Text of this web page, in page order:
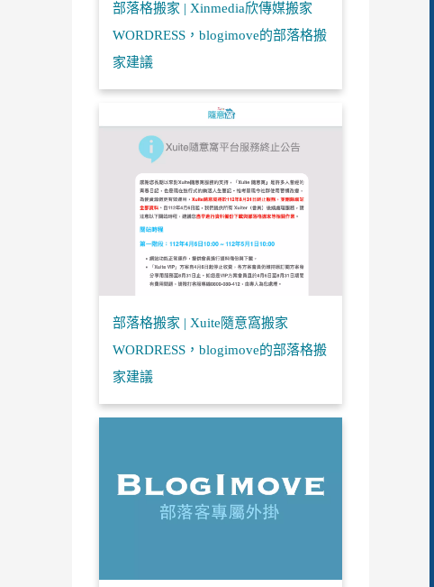
部落格搬家 | Xinmedia欣傳媒搬家
WORDRESS，blogimove的部落格搬
家建議
部落格搬家 | Xuite隨意窩搬家
WORDRESS，blogimove的部落格搬
家建議